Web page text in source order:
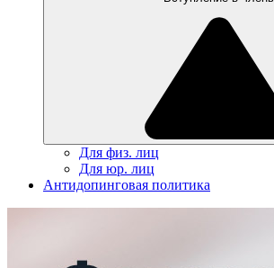
Для физ. лиц
Для юр. лиц
Антидопинговая политика